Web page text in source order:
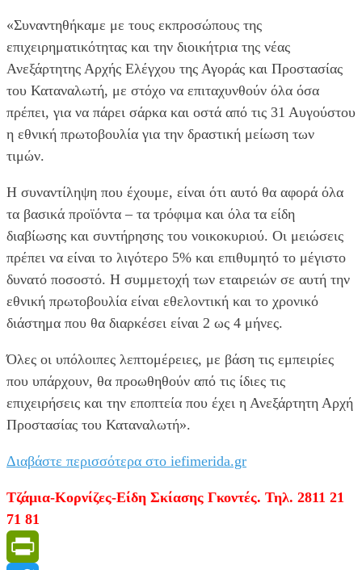
«Συναντηθήκαμε με τους εκπροσώπους της
επιχειρηματικότητας και την διοικήτρια της νέας
Ανεξάρτητης Αρχής Ελέγχου της Αγοράς και Προστασίας
του Καταναλωτή, με στόχο να επιταχυνθούν όλα όσα
πρέπει, για να πάρει σάρκα και οστά από τις 31 Αυγούστου
η εθνική πρωτοβουλία για την δραστική μείωση των
τιμών.
Η συναντίληψη που έχουμε, είναι ότι αυτό θα αφορά όλα
τα βασικά προϊόντα – τα τρόφιμα και όλα τα είδη
διαβίωσης και συντήρησης του νοικοκυριού. Οι μειώσεις
πρέπει να είναι το λιγότερο 5% και επιθυμητό το μέγιστο
δυνατό ποσοστό. Η συμμετοχή των εταιρειών σε αυτή την
εθνική πρωτοβουλία είναι εθελοντική και το χρονικό
διάστημα που θα διαρκέσει είναι 2 ως 4 μήνες.
Όλες οι υπόλοιπες λεπτομέρειες, με βάση τις εμπειρίες
που υπάρχουν, θα προωθηθούν από τις ίδιες τις
επιχειρήσεις και την εποπτεία που έχει η Ανεξάρτητη Αρχή
Προστασίας του Καταναλωτή».
Διαβάστε περισσότερα στο iefimerida.gr
Τζάμια-Κορνίζες-Είδη Σκίασης Γκοντές. Τηλ. 2811 21
71 81